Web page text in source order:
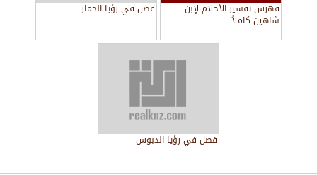
فهرس تفسير الأحلام لإبن
شاهين كاملاً
فصل في رؤيا الحمار
فصل في رؤيا الدبوس